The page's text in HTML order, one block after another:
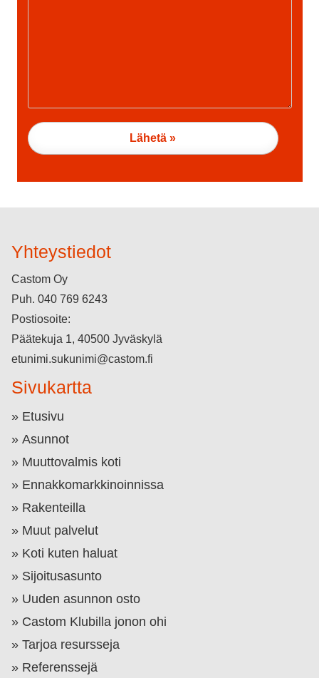
Yhteystiedot
Castom Oy
Puh. 040 769 6243
Postiosoite:
Päätekuja 1, 40500 Jyväskylä
etunimi.sukunimi@castom.fi
Sivukartta
Etusivu
Asunnot
Muuttovalmis koti
Ennakkomarkkinoinnissa
Rakenteilla
Muut palvelut
Koti kuten haluat
Sijoitusasunto
Uuden asunnon osto
Castom Klubilla jonon ohi
Tarjoa resursseja
Referenssejä